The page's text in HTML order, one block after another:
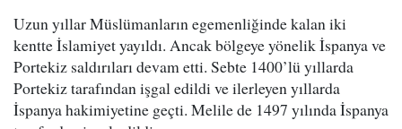
Uzun yıllar Müslümanların egemenliğinde kalan iki
kentte İslamiyet yayıldı. Ancak bölgeye yönelik İspanya ve
Portekiz saldırıları devam etti. Sebte 1400’lü yıllarda
Portekiz tarafından işgal edildi ve ilerleyen yıllarda
İspanya hakimiyetine geçti. Melile de 1497 yılında İspanya